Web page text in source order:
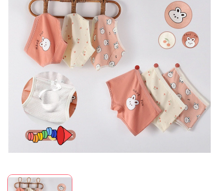
Ngày hết hạn: